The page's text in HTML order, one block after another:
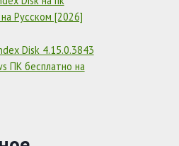
Русском [2026]
Disk 4.15.0.3843
ПК бесплатно на